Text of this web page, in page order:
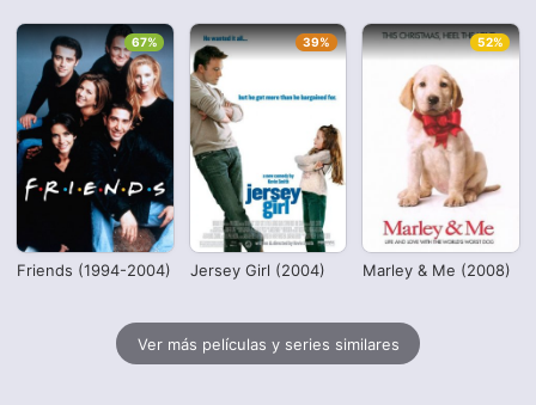
Friends (1994-2004)
67%
Jersey Girl (2004)
39%
Marley & Me (2008)
52%
Ver más películas y series similares